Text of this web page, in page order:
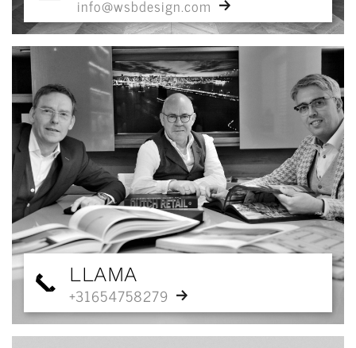
info@wsbdesign.com
LLAMA
+31654758279